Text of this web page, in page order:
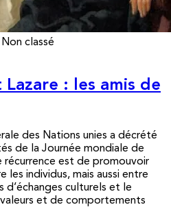
Non classé
: les amis de
des Nations unies a décrété
de la Journée mondiale de
récurrence est de promouvoir
les individus, mais aussi entre
d’échanges culturels et le
et de comportements